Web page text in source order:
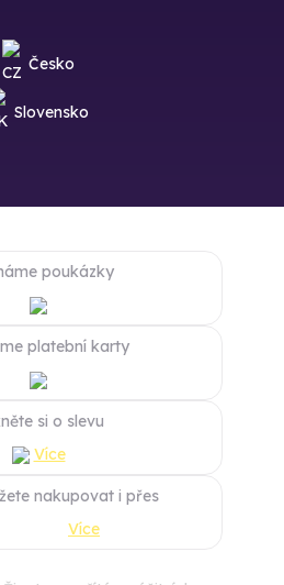
Česko
Slovensko
poukázky
platební karty
si o slevu
Více
nakupovat i přes
Více